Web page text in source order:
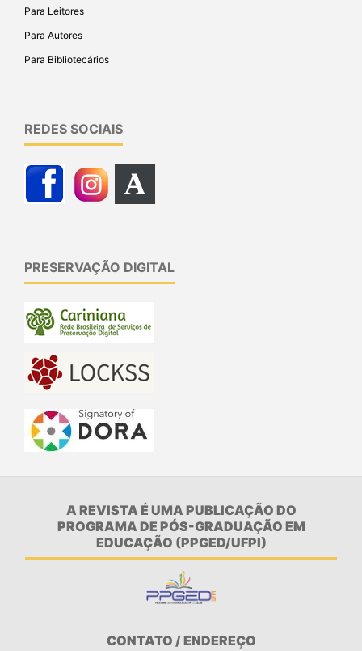
Para Leitores
Para Autores
Para Bibliotecários
REDES SOCIAIS
PRESERVAÇÃO DIGITAL
A REVISTA É UMA PUBLICAÇÃO DO
PROGRAMA DE PÓS-GRADUAÇÃO EM
EDUCAÇÃO (PPGED/UFPI)
CONTATO / ENDEREÇO